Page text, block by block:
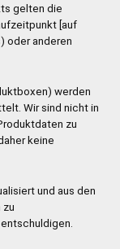
gelten die
[auf
oder anderen
werden
Wir sind nicht in
zu
keine
und aus den
zu